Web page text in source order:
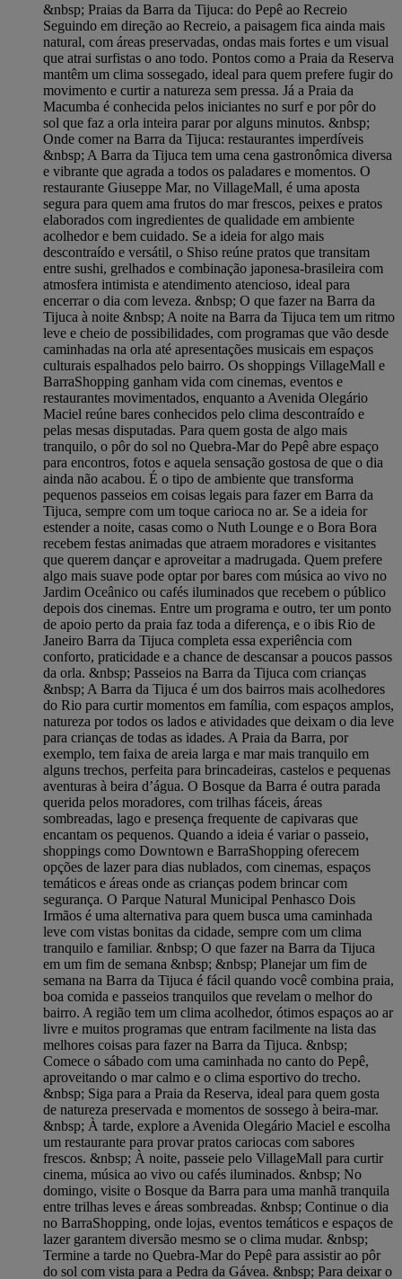
&nbsp; Praias da Barra da Tijuca: do Pepê ao Recreio
Seguindo em direção ao Recreio, a paisagem fica ainda mais
natural, com áreas preservadas, ondas mais fortes e um visual
que atrai surfistas o ano todo. Pontos como a Praia da Reserva
mantêm um clima sossegado, ideal para quem prefere fugir do
movimento e curtir a natureza sem pressa. Já a Praia da
Macumba é conhecida pelos iniciantes no surf e por pôr do
sol que faz a orla inteira parar por alguns minutos. &nbsp;
Onde comer na Barra da Tijuca: restaurantes imperdíveis
&nbsp; A Barra da Tijuca tem uma cena gastronômica diversa
e vibrante que agrada a todos os paladares e momentos. O
restaurante Giuseppe Mar, no VillageMall, é uma aposta
segura para quem ama frutos do mar frescos, peixes e pratos
elaborados com ingredientes de qualidade em ambiente
acolhedor e bem cuidado. Se a ideia for algo mais
descontraído e versátil, o Shiso reúne pratos que transitam
entre sushi, grelhados e combinação japonesa-brasileira com
atmosfera intimista e atendimento atencioso, ideal para
encerrar o dia com leveza. &nbsp; O que fazer na Barra da
Tijuca à noite &nbsp; A noite na Barra da Tijuca tem um ritmo
leve e cheio de possibilidades, com programas que vão desde
caminhadas na orla até apresentações musicais em espaços
culturais espalhados pelo bairro. Os shoppings VillageMall e
BarraShopping ganham vida com cinemas, eventos e
restaurantes movimentados, enquanto a Avenida Olegário
Maciel reúne bares conhecidos pelo clima descontraído e
pelas mesas disputadas. Para quem gosta de algo mais
tranquilo, o pôr do sol no Quebra-Mar do Pepê abre espaço
para encontros, fotos e aquela sensação gostosa de que o dia
ainda não acabou. É o tipo de ambiente que transforma
pequenos passeios em coisas legais para fazer em Barra da
Tijuca, sempre com um toque carioca no ar. Se a ideia for
estender a noite, casas como o Nuth Lounge e o Bora Bora
recebem festas animadas que atraem moradores e visitantes
que querem dançar e aproveitar a madrugada. Quem prefere
algo mais suave pode optar por bares com música ao vivo no
Jardim Oceânico ou cafés iluminados que recebem o público
depois dos cinemas. Entre um programa e outro, ter um ponto
de apoio perto da praia faz toda a diferença, e o ibis Rio de
Janeiro Barra da Tijuca completa essa experiência com
conforto, praticidade e a chance de descansar a poucos passos
da orla. &nbsp; Passeios na Barra da Tijuca com crianças
&nbsp; A Barra da Tijuca é um dos bairros mais acolhedores
do Rio para curtir momentos em família, com espaços amplos,
natureza por todos os lados e atividades que deixam o dia leve
para crianças de todas as idades. A Praia da Barra, por
exemplo, tem faixa de areia larga e mar mais tranquilo em
alguns trechos, perfeita para brincadeiras, castelos e pequenas
aventuras à beira d’água. O Bosque da Barra é outra parada
querida pelos moradores, com trilhas fáceis, áreas
sombreadas, lago e presença frequente de capivaras que
encantam os pequenos. Quando a ideia é variar o passeio,
shoppings como Downtown e BarraShopping oferecem
opções de lazer para dias nublados, com cinemas, espaços
temáticos e áreas onde as crianças podem brincar com
segurança. O Parque Natural Municipal Penhasco Dois
Irmãos é uma alternativa para quem busca uma caminhada
leve com vistas bonitas da cidade, sempre com um clima
tranquilo e familiar. &nbsp; O que fazer na Barra da Tijuca
em um fim de semana &nbsp; &nbsp; Planejar um fim de
semana na Barra da Tijuca é fácil quando você combina praia,
boa comida e passeios tranquilos que revelam o melhor do
bairro. A região tem um clima acolhedor, ótimos espaços ao ar
livre e muitos programas que entram facilmente na lista das
melhores coisas para fazer na Barra da Tijuca. &nbsp;
Comece o sábado com uma caminhada no canto do Pepê,
aproveitando o mar calmo e o clima esportivo do trecho.
&nbsp; Siga para a Praia da Reserva, ideal para quem gosta
de natureza preservada e momentos de sossego à beira-mar.
&nbsp; À tarde, explore a Avenida Olegário Maciel e escolha
um restaurante para provar pratos cariocas com sabores
frescos. &nbsp; À noite, passeie pelo VillageMall para curtir
cinema, música ao vivo ou cafés iluminados. &nbsp; No
domingo, visite o Bosque da Barra para uma manhã tranquila
entre trilhas leves e áreas sombreadas. &nbsp; Continue o dia
no BarraShopping, onde lojas, eventos temáticos e espaços de
lazer garantem diversão mesmo se o clima mudar. &nbsp;
Termine a tarde no Quebra-Mar do Pepê para assistir ao pôr
do sol com vista para a Pedra da Gávea. &nbsp; Para deixar o